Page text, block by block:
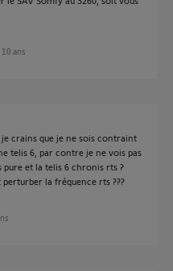
10 ans
crains que je ne sois contraint
telis 6, par contre je ne vois pas
et la telis 6 chronis rts ?
la fréquence rts ???